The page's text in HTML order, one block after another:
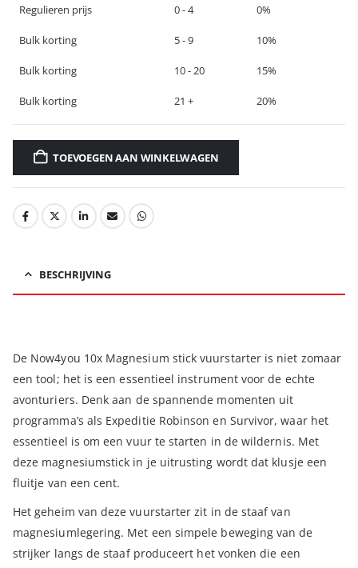
Regulieren prijs 0 - 4 0%
Bulk korting 5 - 9 10%
Bulk korting 10 - 20 15%
Bulk korting 21 + 20%
TOEVOEGEN AAN WINKELWAGEN
BESCHRIJVING
De Now4you 10x Magnesium stick vuurstarter is niet zomaar
een tool; het is een essentieel instrument voor de echte
avonturiers. Denk aan de spannende momenten uit
programma’s als Expeditie Robinson en Survivor, waar het
essentieel is om een vuur te starten in de wildernis. Met
deze magnesiumstick in je uitrusting wordt dat klusje een
fluitje van een cent.
Het geheim van deze vuurstarter zit in de staaf van
magnesiumlegering. Met een simpele beweging van de
strijker langs de staaf produceert het vonken die een